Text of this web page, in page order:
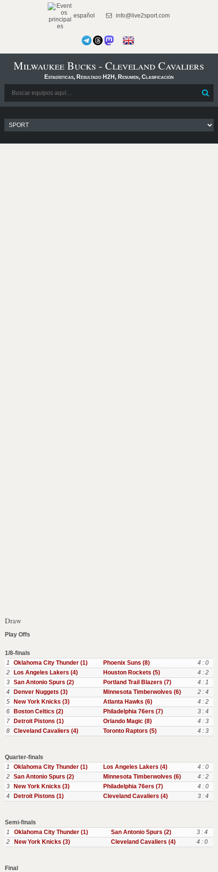
español info@live2sport.com
Milwaukee Bucks - Cleveland Cavaliers
Estadísticas, Resultado H2H, Resumen, Clasificación
Draw
Play Offs
1/8-finals
1
Oklahoma City Thunder (1) Phoenix Suns (8)
4 : 0
2
Los Angeles Lakers (4) Houston Rockets (5)
4 : 2
3 San Antonio Spurs (2) Portland Trail Blazers (7)
4 : 1
4
Denver Nuggets (3) Minnesota Timberwolves (6)
2 : 4
5
New York Knicks (3) Atlanta Hawks (6)
4 : 2
6
Boston Celtics (2) Philadelphia 76ers (7)
3 : 4
7
Detroit Pistons (1) Orlando Magic (8)
4 : 3
8 Cleveland Cavaliers (4) Toronto Raptors (5) 4 : 3
Quarter-finals
1
Oklahoma City Thunder (1) Los Angeles Lakers (4)
4 : 0
2 San Antonio Spurs (2) Minnesota Timberwolves (6)
4 : 2
3
New York Knicks (3) Philadelphia 76ers (7)
4 : 0
4
Detroit Pistons (1) Cleveland Cavaliers (4) 3 : 4
Semi-finals
1
Oklahoma City Thunder (1) San Antonio Spurs (2)
3 : 4
2
New York Knicks (3) Cleveland Cavaliers (4) 4 : 0
Final